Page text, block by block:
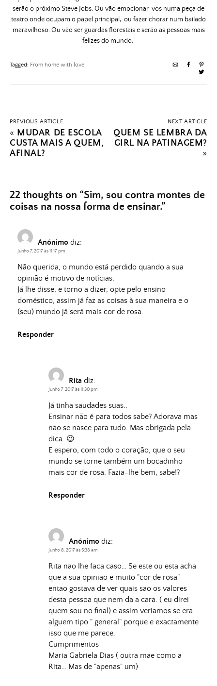
serão o próximo Steve Jobs. Ou vão emocionar-vos numa peça de
teatro onde ocupam o papel principal, ou fazer chorar num bailado
maravilhoso. Ou vão ser guardas florestais e serão as pessoas mais
felizes do mundo.
Tagged: From home with love
PREVIOUS ARTICLE
« MUDAR DE ESCOLA
CUSTA MAIS A QUEM,
AFINAL?
NEXT ARTICLE
QUEM SE LEMBRA DA
GIRL NA PATINAGEM?
»
22 thoughts on “Sim, sou contra montes de
coisas na nossa forma de ensinar.”
Anónimo diz:
Junho 7, 2017 às 11:17 pm
Não querida, o mundo está perdido quando a sua
opinião é motivo de notícias.
Já lhe disse, e torno a dizer, opte pelo ensino
doméstico, assim já faz as coisas à sua maneira e o
(seu) mundo já será mais cor de rosa.
Responder
Rita diz:
Junho 7, 2017 às 11:30 pm
Já tinha saudades suas..
Ensinar não é para todos sabe? Adorava mas
não se nasce para tudo. Mas obrigada pela
dica. 😉
E espero, com todo o coração, que o seu
mundo se torne também um bocadinho
mais cor de rosa. Fazia-lhe bem, sabe!?
Responder
Anónimo diz:
Junho 8, 2017 às 5:38 am
Rita nao lhe faca caso… Se este ou esta acha
que a sua opiniao e muito "cor de rosa"
entao gostava de ver quais sao os valores
desta pessoa que nem da a cara. ( eu direi
quem sou no final) e assim veriamos se era
alguem tipo " general" porque e exactamente
isso que me parece.
Cumprimentos
Maria Gabriela Dias ( outra mae como a
Rita… Mas de "apenas" um)